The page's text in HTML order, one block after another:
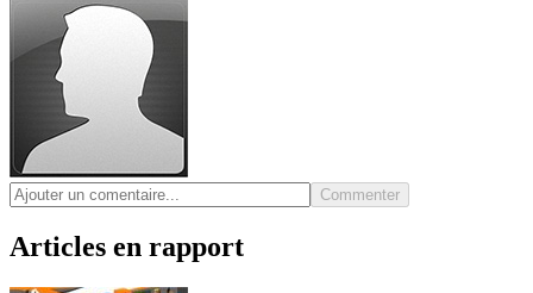
Commenter
Articles en rapport